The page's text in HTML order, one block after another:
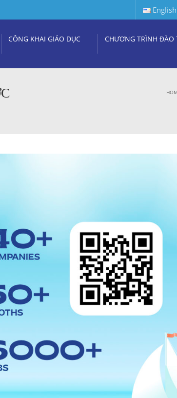
English
CÔNG KHAI GIÁO DỤC CHƯƠNG TRÌNH ĐÀO